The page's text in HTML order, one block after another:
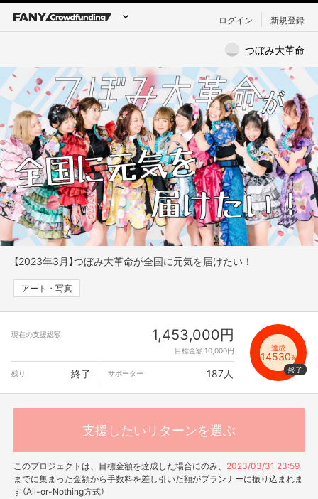
ログイン 新規登録
つぼみ大革命
【2023年3月】つぼみ大革命が全国に元気を届けたい！
アート・写真
現在の支援総額 1,453,000円
目標金額 10,000円 達成
14530%
残り
終了 サポーター 187人
支援したいリターンを選ぶ
このプロジェクトは、目標金額を達成した場合にのみ、 2023/03/31 23:59
までに集まった金額から手数料を差し引いた額がプランナーに振り込まれま
す（All-or-Nothing方式）